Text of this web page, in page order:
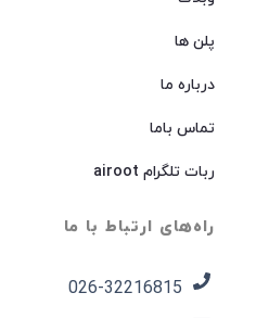
پلن ها
درباره ما
تماس باما
ربات تلگرام airoot
راه‌های ارتباط با ما
026-32216815​